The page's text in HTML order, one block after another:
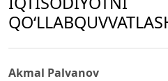
Akmal Palvanov